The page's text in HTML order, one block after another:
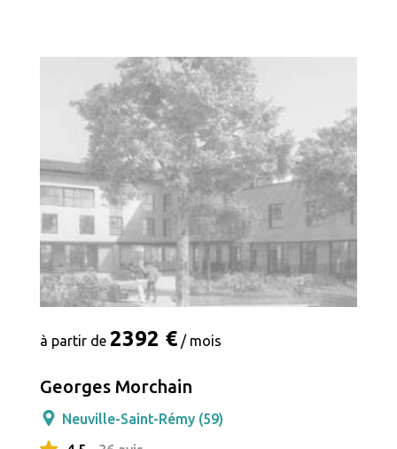
à partir de 2392 € / mois
Georges Morchain
Neuville-Saint-Rémy (59)